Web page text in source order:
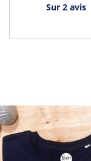
Sur 2 avis